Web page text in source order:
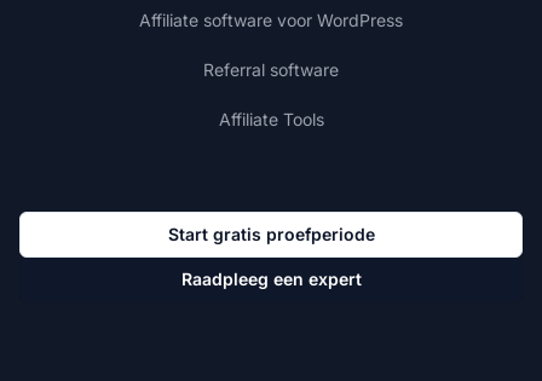
Affiliate software voor WordPress
Referral software
Affiliate Tools
Start gratis proefperiode
Raadpleeg een expert